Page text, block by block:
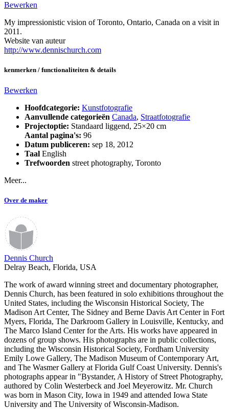
Bewerken
My impressionistic vision of Toronto, Ontario, Canada on a visit in
2011.
Website van auteur
http://www.dennischurch.com
kenmerken / functionaliteiten & details
Bewerken
Hoofdcategorie: Kunstfotografie
Aanvullende categorieën Canada, Straatfotografie
Projectoptie: Standaard liggend, 25×20 cm
Aantal pagina's: 96
Datum publiceren: sep 18, 2012
Taal English
Trefwoorden street photography, Toronto
Meer...
Over de maker
Dennis Church
Delray Beach, Florida, USA
The work of award winning street and documentary photographer,
Dennis Church, has been featured in solo exhibitions throughout the
United States, including the Wisconsin Historical Society, The
Madison Art Center, The Sidney and Berne Davis Art Center in Fort
Myers, Florida, The Darkroom Gallery in Louisville, Kentucky, and
The Marco Island Center for the Arts. His works have appeared in
dozens of group shows. His photographs are in public collections,
including the Wisconsin Historical Society, Fordham University
Emily Lowe Gallery, The Madison Museum of Contemporary Art,
and The Wasmer Gallery at Florida Gulf Coast University. Dennis's
photographs appear in "Bystander, A History of Street Photography,
authored by Colin Westerbeck and Joel Meyerowitz. Mr. Church
was born in Mason City, Iowa in 1949 and attended Iowa State
University and The University of Wisconsin-Madison.